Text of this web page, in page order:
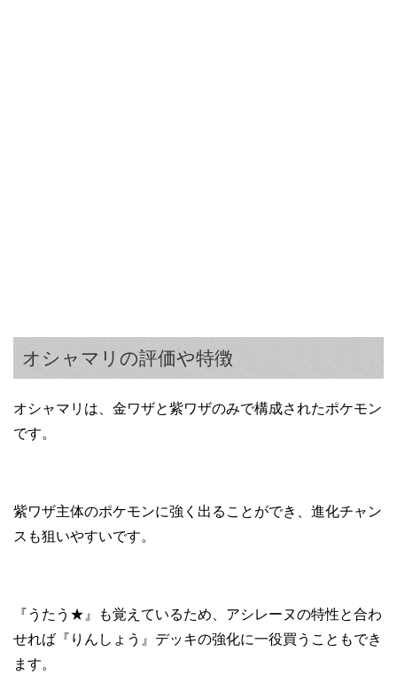
オシャマリの評価や特徴
オシャマリは、金ワザと紫ワザのみで構成されたポケモン
です。
紫ワザ主体のポケモンに強く出ることができ、進化チャン
スも狙いやすいです。
『うたう★』も覚えているため、アシレーヌの特性と合わ
せれば『りんしょう』デッキの強化に一役買うこともでき
ます。